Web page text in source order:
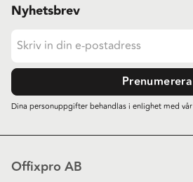
Nyhetsbrev
Prenumerera
Dina personuppgifter behandlas i enlighet med vår
Offixpro AB